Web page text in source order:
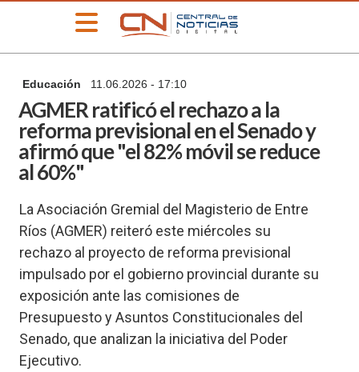
PORTADA
»
Deportes
Educación
Información
General
Locales
Nacionales
Policiales
Educación 11.06.2026 - 17:10
AGMER ratificó el rechazo a la
reforma previsional en el Senado y
afirmó que "el 82% móvil se reduce
al 60%"
La Asociación Gremial del Magisterio de Entre
Ríos (AGMER) reiteró este miércoles su
rechazo al proyecto de reforma previsional
impulsado por el gobierno provincial durante su
exposición ante las comisiones de
Presupuesto y Asuntos Constitucionales del
Senado, que analizan la iniciativa del Poder
Ejecutivo.